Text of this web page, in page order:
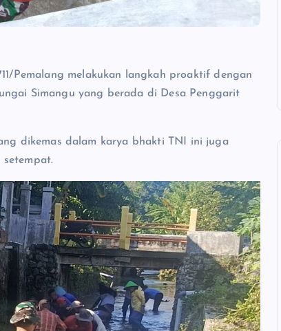
Pemalang melakukan langkah proaktif dengan
Simangu yang berada di Desa Penggarit
dikemas dalam karya bhakti TNI ini juga